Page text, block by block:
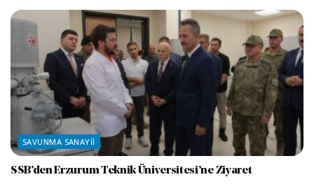
SAVUNMA SANAYII
SSB’den Erzurum Teknik Üniversitesi’ne Ziyaret